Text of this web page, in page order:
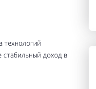
технологий
стабильный доход в